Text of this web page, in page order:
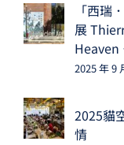
「西瑞
展
2025 年 9
2025貓
情